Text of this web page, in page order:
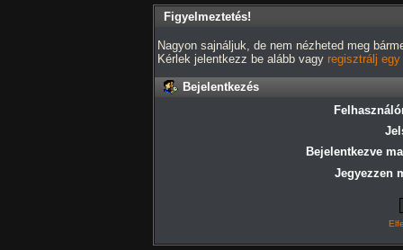
Figyelmeztetés!
Nagyon sajnáljuk, de nem nézheted meg
Kérlek jelentkezz be alább vagy regisztrálj
Bejelentkezés
Bejelentkezve
Jegyezzen